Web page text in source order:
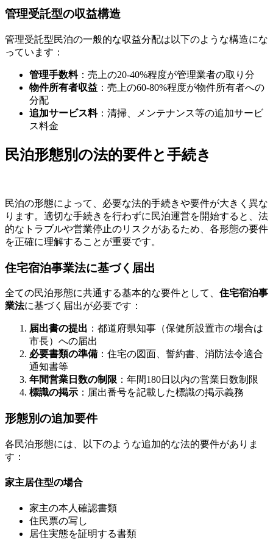
管理受託型の収益構造
管理受託型民泊の一般的な収益分配は以下のような構造にな
っています：
管理手数料：売上の20-40%程度が管理業者の取り分
物件所有者収益 ：売上の60-80%程度が物件所有者への
分配
追加サービス料：清掃、メンテナンス等の追加サービ
ス料金
民泊形態別の法的要件と手続き
民泊の形態によって、必要な法的手続きや要件が大きく異な
ります。適切な手続きを行わずに民泊運営を開始すると、法
的なトラブルや営業停止のリスクがあるため、各形態の要件
を正確に理解することが重要です。
住宅宿泊事業法に基づく届出
全ての民泊形態に共通する基本的な要件として、 住宅宿泊事
業法に基づく届出が必要です：
届出書の提出 ：都道府県知事（保健所設置市の場合は
市長）への届出
必要書類の準備 ：住宅の図面、誓約書、消防法令適合
通知書等
年間営業日数の制限 ：年間180日以内の営業日数制限
標識の掲示 ：届出番号を記載した標識の掲示義務
形態別の追加要件
各民泊形態には、以下のような追加的な法的要件がありま
す：
家主居住型の場合
家主の本人確認書類
住民票の写し
居住実態を証明する書類